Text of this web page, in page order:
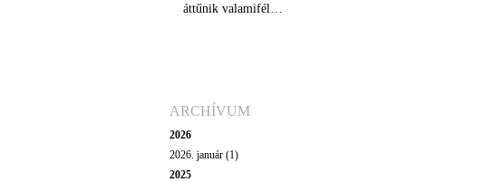
áttűnik valamifél…
ARCHÍVUM
2026
2026. január (1)
2025